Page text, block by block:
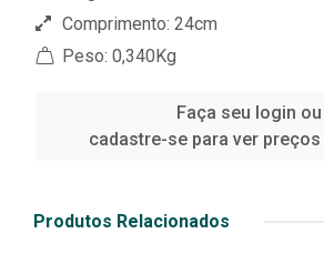
Comprimento: 24cm
Peso: 0,340Kg
Faça seu login ou
cadastre-se para ver
Produtos Relacionados